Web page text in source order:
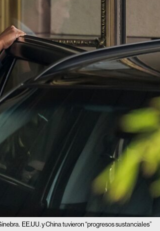
EE.UU. y China tuvieron “progresos sustanciales”